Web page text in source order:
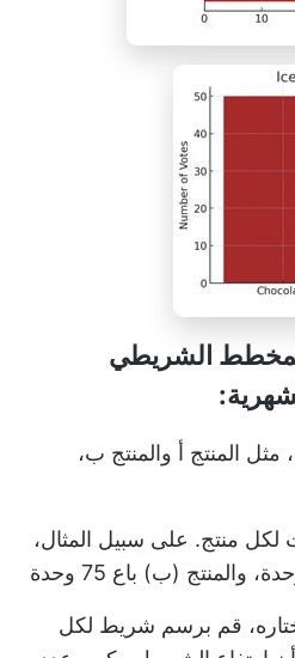
الشريطي
مثل المنتج أ والمنتج ب،
لكل منتج. على سبيل المثال،
قم برسم شريط لكل